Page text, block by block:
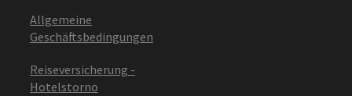
Allgemeine
Geschäftsbedingungen
Reiseversicherung -
Hotelstorno